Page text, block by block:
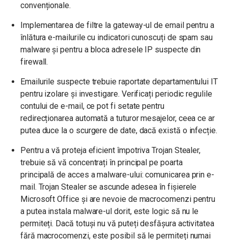
convenționale.
Implementarea de filtre la gateway-ul de email pentru a
înlătura e-mailurile cu indicatori cunoscuți de spam sau
malware și pentru a bloca adresele IP suspecte din
firewall.
Emailurile suspecte trebuie raportate departamentului IT
pentru izolare și investigare. Verificați periodic regulile
contului de e-mail, ce pot fi setate pentru
redirecționarea automată a tuturor mesajelor, ceea ce ar
putea duce la o scurgere de date, dacă există o infecție.
Pentru a vă proteja eficient împotriva Trojan Stealer,
trebuie să vă concentrați în principal pe poarta
principală de acces a malware-ului: comunicarea prin e-
mail. Trojan Stealer se ascunde adesea în fișierele
Microsoft Office și are nevoie de macrocomenzi pentru
a putea instala malware-ul dorit, este logic să nu le
permiteți. Dacă totuși nu vă puteți desfășura activitatea
fără macrocomenzi, este posibil să le permiteți numai